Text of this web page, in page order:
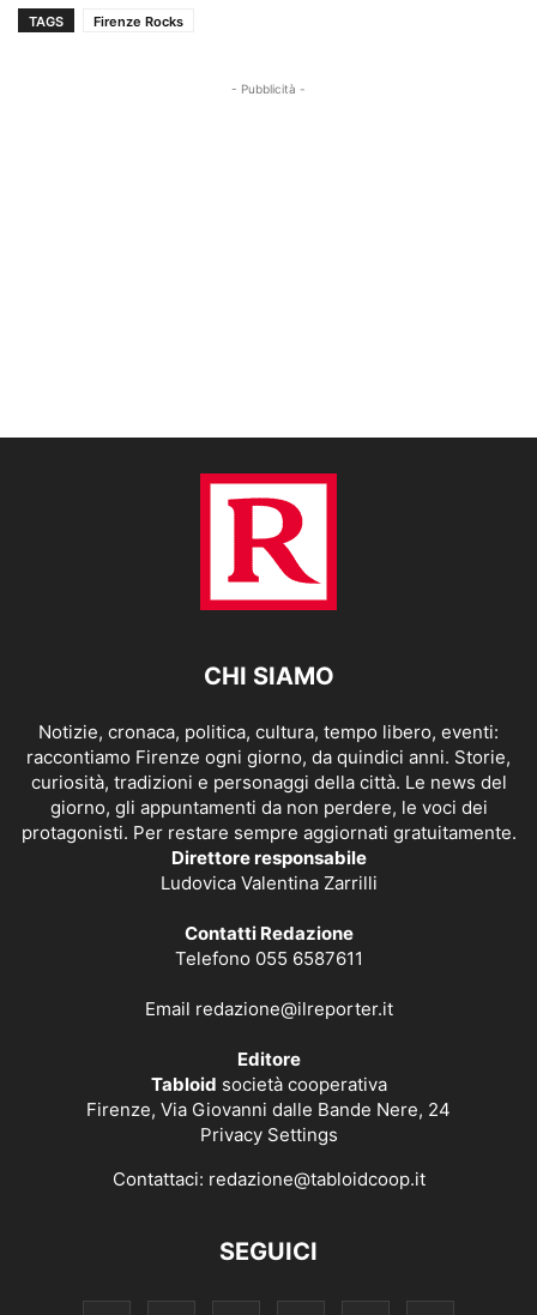
TAGS Firenze Rocks
- Pubblicità -
CHI SIAMO
Notizie, cronaca, politica, cultura, tempo libero, eventi:
raccontiamo Firenze ogni giorno, da quindici anni. Storie,
curiosità, tradizioni e personaggi della città. Le news del
giorno, gli appuntamenti da non perdere, le voci dei
protagonisti. Per restare sempre aggiornati gratuitamente.
Direttore responsabile
Ludovica Valentina Zarrilli
Contatti Redazione
Telefono 055 6587611
Email redazione@ilreporter.it
Editore
Tabloid società cooperativa
Firenze, Via Giovanni dalle Bande Nere, 24
Privacy Settings
Contattaci: redazione@tabloidcoop.it
SEGUICI